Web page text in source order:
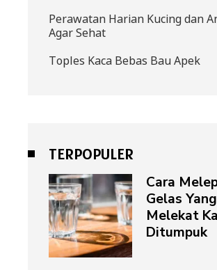
Perawatan Harian Kucing dan
Agar Sehat
Toples Kaca Bebas Bau Apek
TERPOPULER
Cara
Gelas Yang
Melekat
Ditumpuk